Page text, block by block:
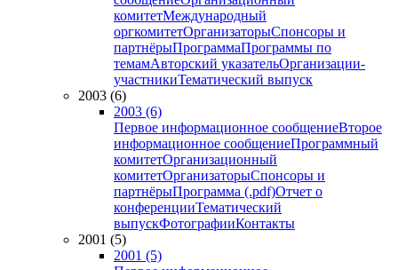
комитетМеждународный
оргкомитетОрганизаторыСпонсоры и
партнёрыПрограммаПрограммы по
темамАвторский указательОрганизации-
участникиТематический выпуск
2003 (6)
2003 (6)
Первое информационное сообщениеВторое
информационное сообщениеПрограммный
комитетОрганизационный
комитетОрганизаторыСпонсоры и
партнёрыПрограмма (.pdf)Отчет о
конференцииТематический
выпускФотографииКонтакты
2001 (5)
2001 (5)